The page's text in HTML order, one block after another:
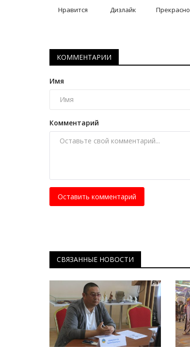
Нравится Дизлайк Прекрасно
КОММЕНТАРИИ
Имя
Комментарий
Оставить комментарий
СВЯЗАННЫЕ НОВОСТИ